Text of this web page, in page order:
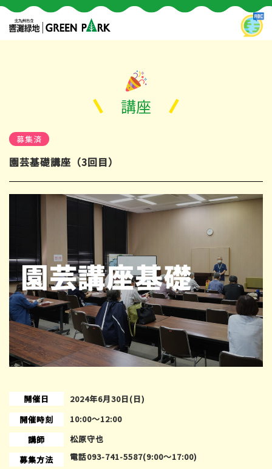
講座
募集済
園芸基礎講座（3回目）
開催日
2024年6月30日(日)
開催時刻
10:00〜12:00
講師
松原守也
募集方法
電話093-741-5587(9:00～17:00)